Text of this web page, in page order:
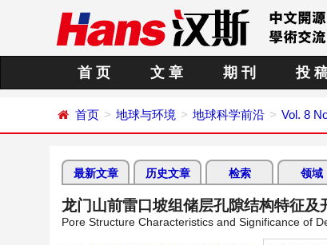
首 页 文 章 期 刊 投
首页 地球与环境 地球科学前沿 Vol. 8
最新文章 历史文章 检索 领域
龙门山前雷口坡组储层孔隙结构特征及
Pore Structure Characteristics and Significance of